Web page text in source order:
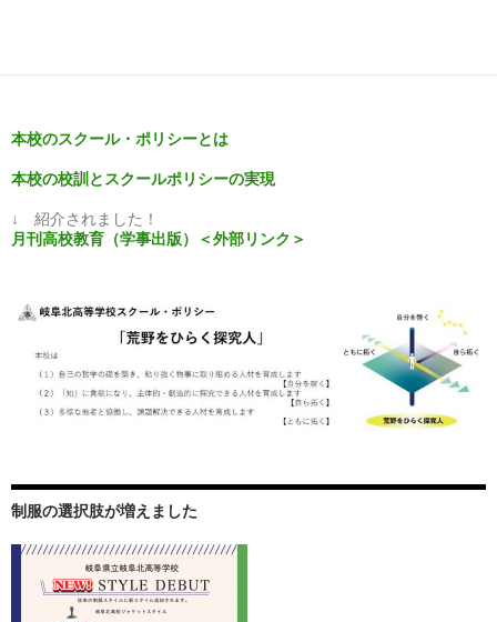
本校のスクール・ポリシーとは
本校の校訓とスクールポリシーの実現
↓ 紹介されました！
月刊高校教育（学事出版）＜外部リンク＞
制服の選択肢が増えました